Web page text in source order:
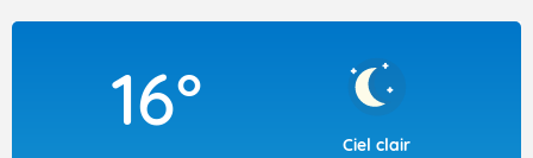
Articles
16°
Ciel clair